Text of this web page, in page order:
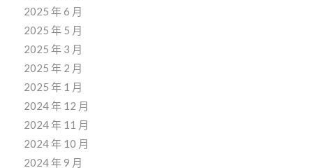
2025 年 6 月
2025 年 5 月
2025 年 3 月
2025 年 2 月
2025 年 1 月
2024 年 12 月
2024 年 11 月
2024 年 10 月
2024 年 9 月